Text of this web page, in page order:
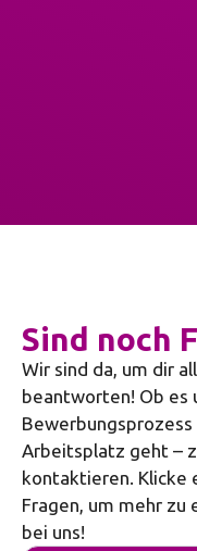
Sind noch
Wir sind da, um dir
beantworten! Ob es
Arbeitsplatz geht –
kontaktieren. Klicke
Fragen, um mehr
bei uns!